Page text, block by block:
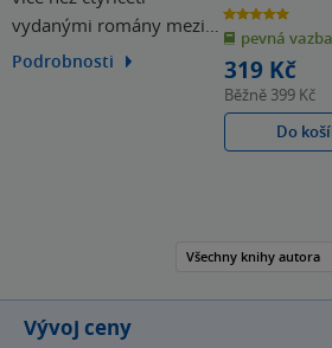
vydanými romány mezi
nejprodávanější autorky
Podrobnosti
5.0
z
5
hvězdiček
pevná vazba
319 Kč
Běžně 399 Kč
Do
Všechny knihy autora
Vývoj ceny